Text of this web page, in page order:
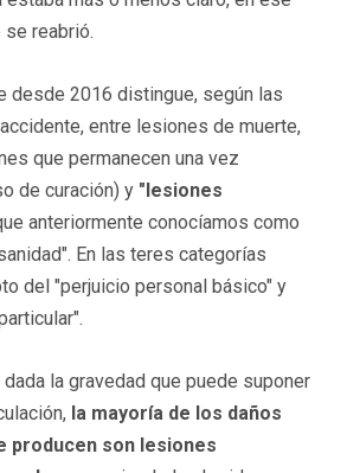
reabrió.
desde 2016 distingue, según las
entre lesiones de muerte,
que permanecen una vez
de curación) y "lesiones
anteriormente conocíamos como
En las teres categorías
del "perjuicio personal básico" y
la gravedad que puede suponer
la mayoría de los daños
producen son lesiones